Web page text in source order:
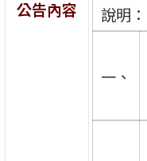
公告內容
說明：
一、